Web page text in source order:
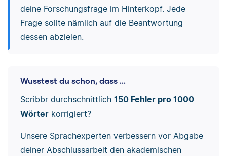
deine Forschungsfrage im Hinterkopf. Jede
Frage sollte nämlich auf die Beantwortung
dessen abzielen.
Wusstest du schon, dass ...
Scribbr durchschnittlich 150 Fehler pro 1000
Wörterkorrigiert?
Unsere Sprachexperten verbessern vor Abgabe
deiner Abschlussarbeit den akademischen